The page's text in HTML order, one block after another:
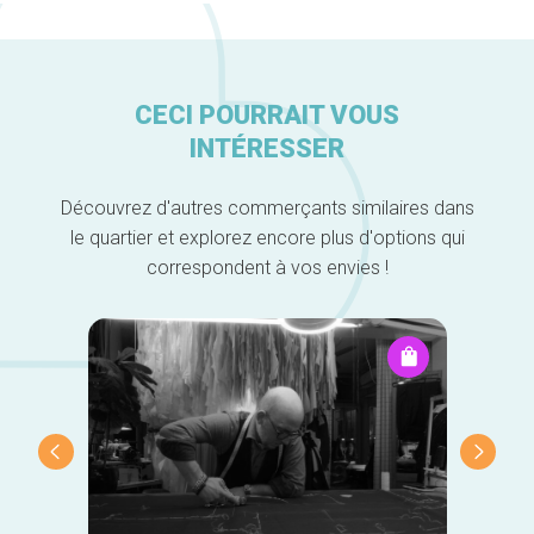
CECI POURRAIT VOUS
INTÉRESSER
Découvrez d'autres commerçants similaires dans
le quartier et explorez encore plus d'options qui
correspondent à vos envies !